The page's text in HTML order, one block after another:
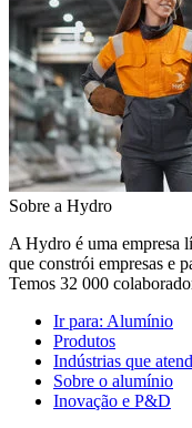
Sobre a Hydro
A Hydro é uma empresa
que constrói empresas e
Temos 32 000
Ir para: Alumínio
Produtos
Indústrias que
Sobre o alumínio
Inovação e P&D